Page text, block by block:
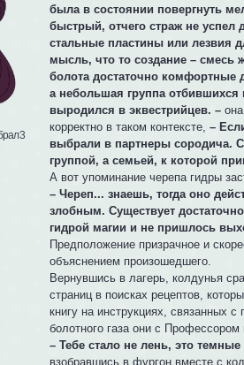
была в состоянии повергнуть
быстрый, отчего страж не успел
стальные пластины или лезвия
мысль, что то создание – смесь
болота достаточно комфортные
а небольшая группа
выродился в эквестрийцев. –
корректно в таком контексте,–
выбрали в партнеры сородича.
группой, а семьей, к которой
А вот упоминание черепа гидры
– Череп... знаешь, тогда оно
злобным. Существует
гидрой магии и не пришлось
Предположение призрачное и
объяснением произошедшего.
Вернувшись в лагерь, колдунья
страниц в поисках рецептов,
книгу на инструкциях, связанных
болотного газа они с
– Тебе стало не лень, это
взобравшись в фургон вместе с